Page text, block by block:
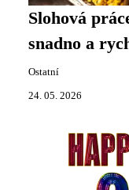
Slohová
snadno a
Ostatní
24. 05. 2026